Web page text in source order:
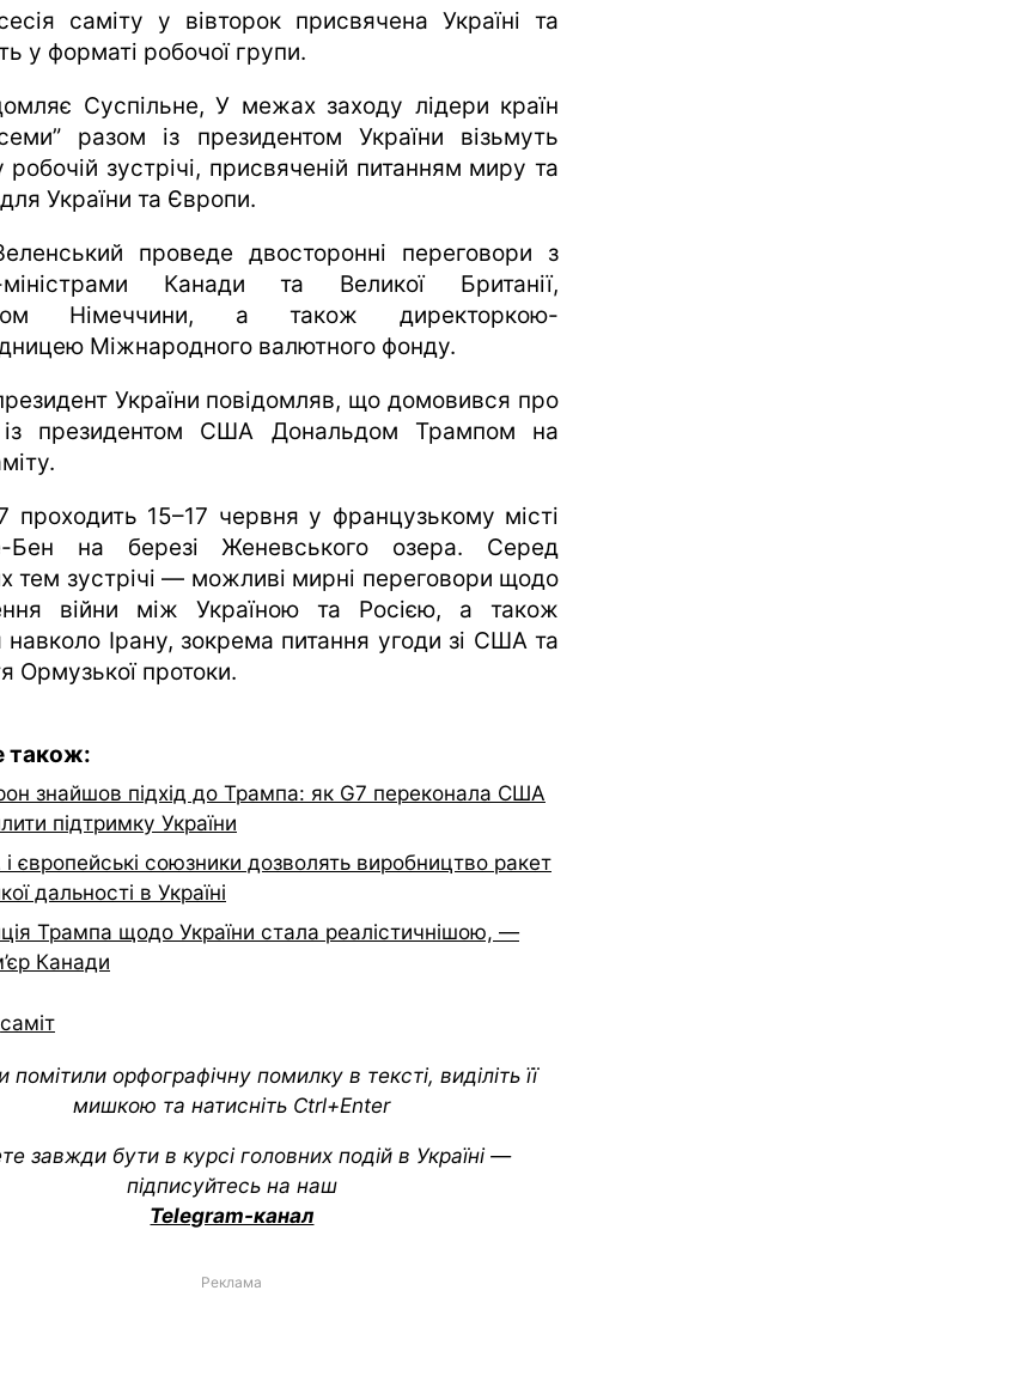
саміту у вівторок присвячена Україні та
у форматі робочої групи.
Суспільне, У межах заходу лідери країн
разом із президентом України візьмуть
робочій зустрічі, присвяченій питанням миру та
України та Європи.
проведе двосторонні переговори з
міністрами Канади та Великої Британії,
Німеччини, а також директоркою-
Міжнародного валютного фонду.
України повідомляв, що домовився про
із президентом США Дональдом Трампом на
проходить 15–17 червня у французькому місті
Бен на березі Женевського озера. Серед
тем зустрічі — можливі мирні переговори щодо
війни між Україною та Росією, а також
навколо Ірану, зокрема питання угоди зі США та
Ормузької протоки.
також:
знайшов підхід до Трампа: як G7 переконала США
підтримку України
європейські союзники дозволять виробництво ракет
дальності в Україні
Трампа щодо України стала реалістичнішою, —
Канади
саміт
орфографічну помилку в тексті, виділіть її
мишкою та натисніть Ctrl+Enter
завжди бути в курсі головних подій в Україні —
підписуйтесь на наш
Telegram-канал
Реклама